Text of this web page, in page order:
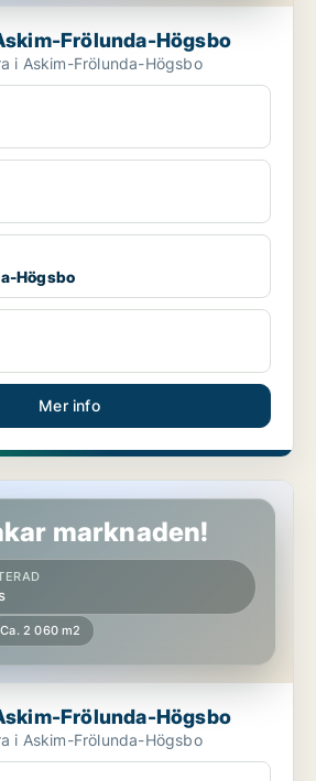
Frölunda-Högsbo
i Askim-Frölunda-Högsbo
Högsbo
Mer info
Högsbo
marknaden!
Ca. 2 060 m2
Frölunda-Högsbo
i Askim-Frölunda-Högsbo